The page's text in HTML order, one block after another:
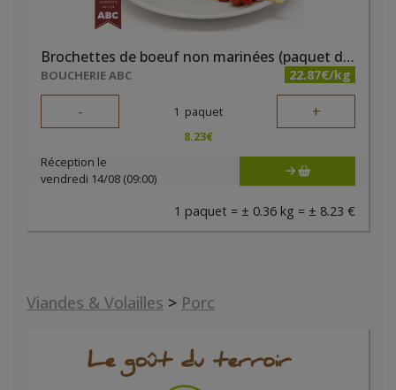
Brochettes de boeuf non marinées (paquet de 2 pièces)
BOUCHERIE ABC 22.87€/kg
- 1 paquet +
8.23€
Réception le
vendredi 14/08 (09:00)
1 paquet = ± 0.36 kg = ± 8.23 €
Viandes & Volailles > Porc